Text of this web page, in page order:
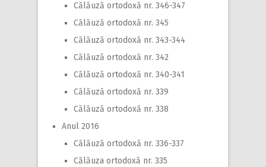
Călăuză ortodoxă nr. 346-347
Călăuză ortodoxă nr. 345
Călăuză ortodoxă nr. 343-344
Călăuză ortodoxă nr. 342
Călăuză ortodoxă nr. 340-341
Călăuză ortodoxă nr. 339
Călăuză ortodoxă nr. 338
Anul 2016
Călăuză ortodoxă nr. 336-337
Călăuza ortodoxă nr. 335